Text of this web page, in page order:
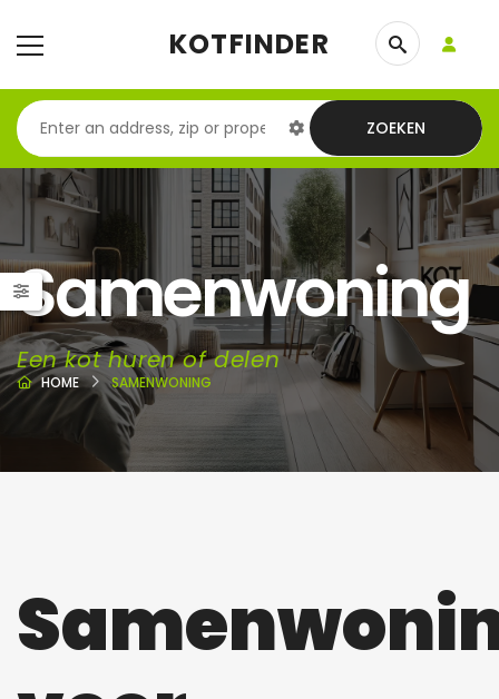
KOTFINDER
ZOEKEN
Samenwoning
Een kot huren of delen
HOME SAMENWONING